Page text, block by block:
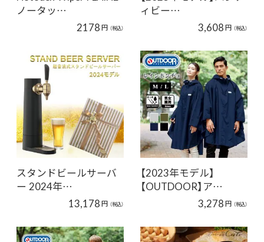
ノータッ…
2178 円 （税込）
ィビー…
3,608円 （税込）
スタンドビールサーバ
ー 2024年…
13,178 円 （税込）
【2023年モデル】
【OUTDOOR】ア…
3,278円 （税込）